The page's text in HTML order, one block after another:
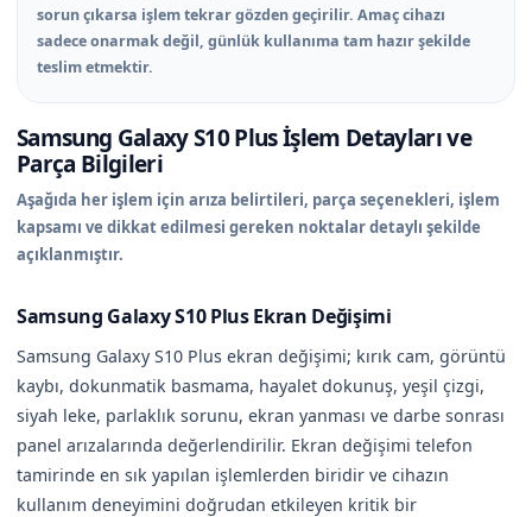
sorun çıkarsa işlem tekrar gözden geçirilir. Amaç cihazı
sadece onarmak değil, günlük kullanıma tam hazır şekilde
teslim etmektir.
Samsung Galaxy S10 Plus İşlem Detayları ve
Parça Bilgileri
Aşağıda her işlem için arıza belirtileri, parça seçenekleri, işlem
kapsamı ve dikkat edilmesi gereken noktalar detaylı şekilde
açıklanmıştır.
Samsung Galaxy S10 Plus Ekran Değişimi
Samsung Galaxy S10 Plus ekran değişimi; kırık cam, görüntü
kaybı, dokunmatik basmama, hayalet dokunuş, yeşil çizgi,
siyah leke, parlaklık sorunu, ekran yanması ve darbe sonrası
panel arızalarında değerlendirilir. Ekran değişimi telefon
tamirinde en sık yapılan işlemlerden biridir ve cihazın
kullanım deneyimini doğrudan etkileyen kritik bir